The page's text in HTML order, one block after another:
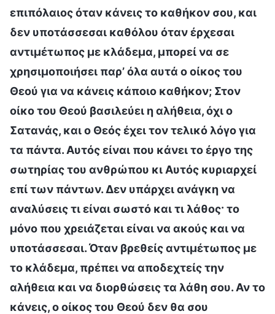
επιπόλαιος όταν κάνεις το καθήκον σου, και
δεν υποτάσσεσαι καθόλου όταν έρχεσαι
αντιμέτωπος με κλάδεμα, μπορεί να σε
χρησιμοποιήσει παρ’ όλα αυτά ο οίκος του
Θεού για να κάνεις κάποιο καθήκον; Στον
οίκο του Θεού βασιλεύει η αλήθεια, όχι ο
Σατανάς, και ο Θεός έχει τον τελικό λόγο για
τα πάντα. Αυτός είναι που κάνει το έργο της
σωτηρίας του ανθρώπου κι Αυτός κυριαρχεί
επί των πάντων. Δεν υπάρχει ανάγκη να
αναλύσεις τι είναι σωστό και τι λάθος· το
μόνο που χρειάζεται είναι να ακούς και να
υποτάσσεσαι. Όταν βρεθείς αντιμέτωπος με
το κλάδεμα, πρέπει να αποδεχτείς την
αλήθεια και να διορθώσεις τα λάθη σου. Αν το
κάνεις, ο οίκος του Θεού δεν θα σου